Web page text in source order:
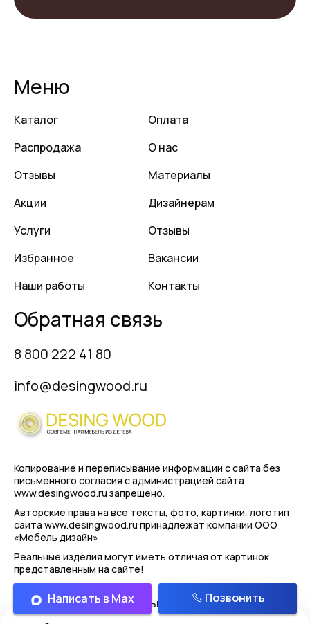
Меню
Каталог
Распродажа
Отзывы
Акции
Услуги
Избранное
Наши работы
Оплата
О нас
Материалы
Дизайнерам
Отзывы
Вакансии
Контакты
Обратная связь
8 800 222 41 80
info@desingwood.ru
Копирование и переписывание информации с сайта без
письменного согласия с администрацией сайта
www.desingwood.ru запрещено.
Авторские права на все тексты, фото, картинки, логотип
сайта www.desingwood.ru принадлежат компании ООО
«Мебель дизайн»
Реальные изделия могут иметь отличая от картинок
представленным на сайте!
Политика конфиденциальности
Написать в Max Позвонить